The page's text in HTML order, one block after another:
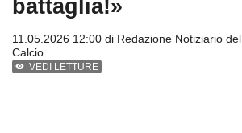
battaglia!»
11.05.2026 12:00 di Redazione Notiziario del
Calcio
VEDI LETTURE